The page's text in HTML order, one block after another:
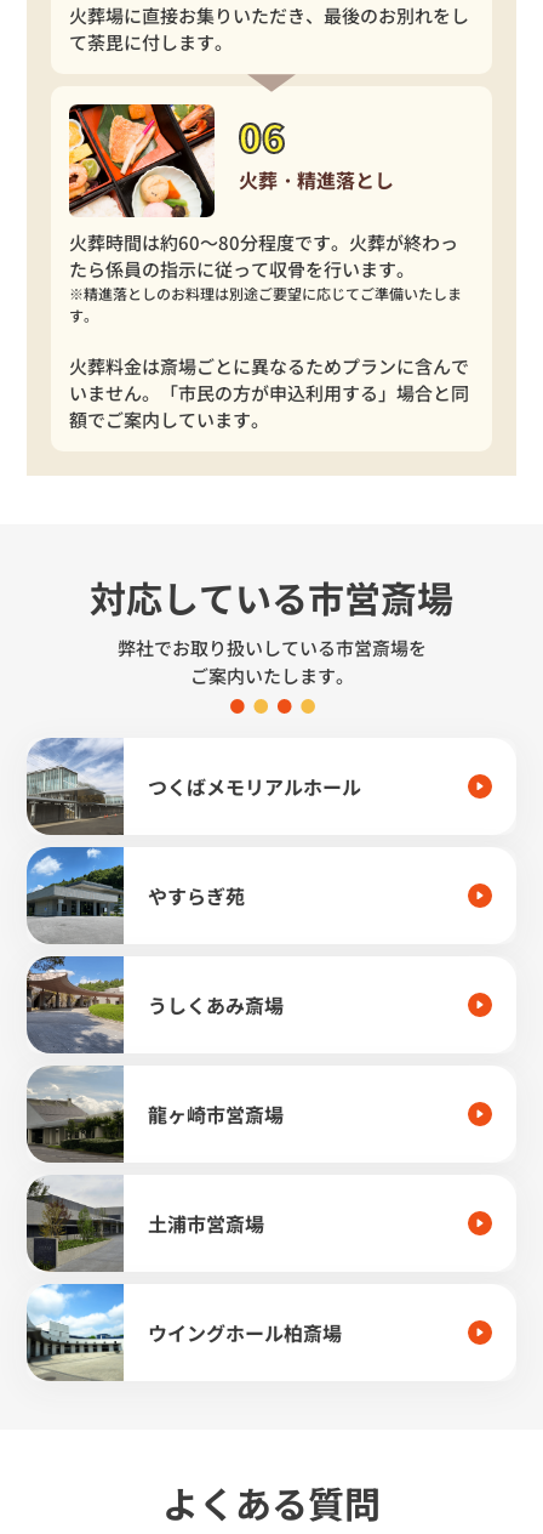
火葬場に直接お集りいただき、最後のお別れをし
て荼毘に付します。
火葬・精進落とし
火葬時間は約60～80分程度です。火葬が終わっ
たら係員の指示に従って収骨を行います。
※精進落としのお料理は別途ご要望に応じてご準備いたしま
す。
火葬料金は斎場ごとに異なるためプランに含んで
いません。「市民の方が申込利用する」場合と同
額でご案内しています。
対応している市営斎場
弊社でお取り扱いしている市営斎場を
ご案内いたします。
つくばメモリアルホール
やすらぎ苑
うしくあみ斎場
龍ヶ崎市営斎場
土浦市営斎場
ウイングホール柏斎場
よくある質問